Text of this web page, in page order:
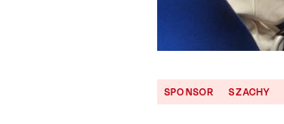
SPONSOR SZACHY